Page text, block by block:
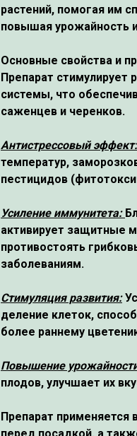
растений, помогая им
повышая урожайность
Основные свойства и
Препарат стимулирует
системы, что
саженцев и черенков.
Антистрессовый
температур,
пестицидов
Усиление иммунитета:
активирует защитные
противостоять
заболеваниям.
Стимуляция развития:
деление клеток,
более раннему
Повышение
плодов, улучшает их
Препарат применяется
перед посадкой, а